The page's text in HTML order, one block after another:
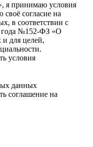
я принимаю условия
своё согласие на
в соответствии с
года №152-ФЗ «О
для целей,
условия
данных
соглашение на